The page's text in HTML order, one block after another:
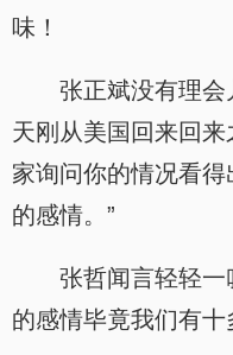
味！
张正斌没有理会
天刚从美国回来回
家询问你的情况看
的感情。”
张哲闻言轻轻一
的感情毕竟我们有十